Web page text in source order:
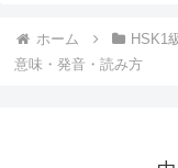
ホーム HSK1
意味・発音・読み方